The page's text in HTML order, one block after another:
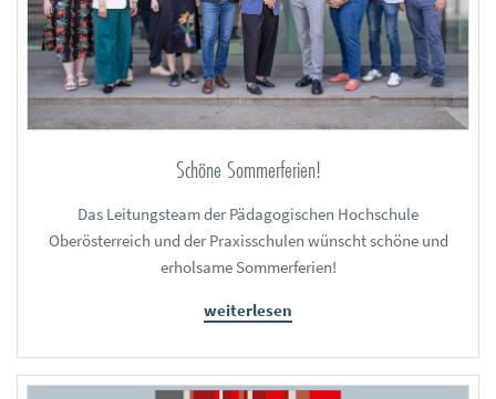
Schöne Sommerferien!
Das Leitungsteam der Pädagogischen Hochschule
Oberösterreich und der Praxisschulen wünscht schöne und
erholsame Sommerferien!
weiterlesen